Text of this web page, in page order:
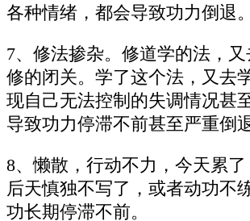
各种情绪，都会导致功力倒退。
7、修法掺杂。修道学的法，
修的闭关。学了这个法，又去
现自己无法控制的失调情况甚
导致功力停滞不前甚至严重倒退
8、懒散，行动不力，今天累了
后天慎独不写了，或者动功不
功长期停滞不前。